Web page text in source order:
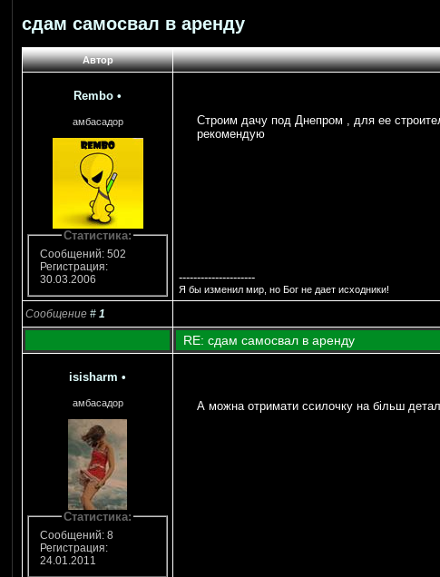
сдам самосвал в аренду
Автор
Rembo •
амбасадор
Статистика:
Сообщений: 502
Регистрация:
30.03.2006
Строим дачу под Днепром , для ее
рекомендую
---------------------
Я бы изменил мир, но Бог не дает исходники!
Сообщение#1
RE: сдам самосвал в аренду
isisharm •
амбасадор
Статистика:
Сообщений: 8
Регистрация:
24.01.2011
А можна отримати ссилочку на більш